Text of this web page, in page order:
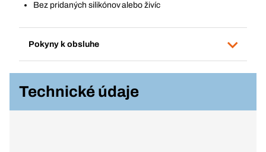
Bez pridaných silikónov alebo živíc
Pokyny k obsluhe
Technické údaje